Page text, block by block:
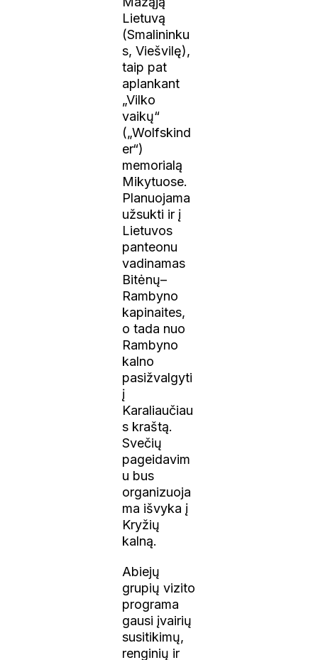
Lietuvą
(Smalininku
s, Viešvilę),
taip pat
aplankant
„Vilko
vaikų“
(„Wolfskind
er“)
memorialą
Mikytuose.
Planuojama
užsukti ir į
Lietuvos
panteonu
vadinamas
Bitėnų–
Rambyno
kapinaites,
o tada nuo
Rambyno
kalno
pasižvalgyti
į
Karaliaučiau
s kraštą.
Svečių
pageidavim
u bus
organizuoja
ma išvyka į
Kryžių
kalną.
Abiejų
grupių vizito
programa
gausi įvairių
susitikimų,
renginių ir